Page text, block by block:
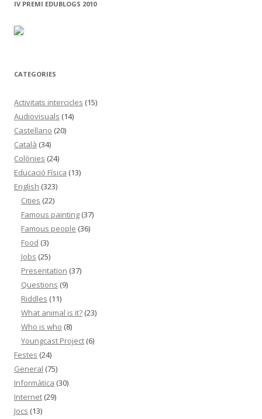
:
IV PREMI EDUBLOGS 2010
CATEGORIES
Activitats intercicles (15)
Audiovisuals (14)
Castellano (20)
Català (34)
Colònies (24)
Educació Física (13)
English (323)
Cities (22)
Famous painting (37)
Famous people (36)
Food (3)
Jobs (25)
Presentation (37)
Questions (9)
Riddles (11)
What animal is it? (23)
Who is who (8)
Youngcast Project (6)
Festes (24)
General (75)
Informàtica (30)
Internet (29)
Jocs (13)